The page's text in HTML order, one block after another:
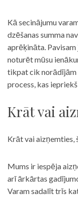
Kā secinājumu
dzēšanas summa
aprēķināta.
noturēt mūsu
tikpat cik norādījām
process, kas
Krāt vai
Krāt vai aizņemties,
Mums ir iespēja
arī ārkārtas
Varam sadalīt trīs